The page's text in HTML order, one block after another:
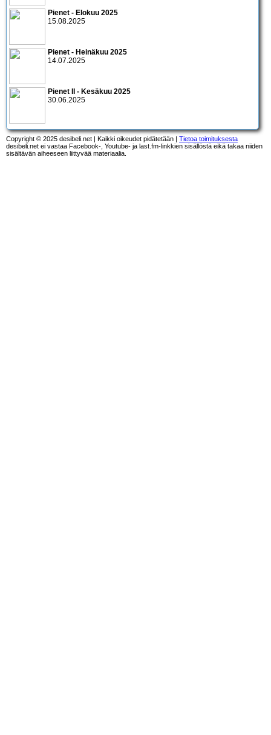
Pienet - Elokuu 2025
15.08.2025
Pienet - Heinäkuu 2025
14.07.2025
Pienet II - Kesäkuu 2025
30.06.2025
Copyright © 2025 desibeli.net | Kaikki oikeudet pidätetään | Tietoa toimituksesta
desibeli.net ei vastaa Facebook-, Youtube- ja last.fm-linkkien sisällöstä eikä takaa niiden
sisältävän aiheeseen liittyvää materiaalia.